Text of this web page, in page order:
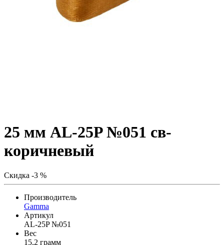
25 мм AL-25P №051 св-
коричневый
Скидка -3 %
Производитель
Gamma
Артикул
AL-25P №051
Вес
15,2 грамм